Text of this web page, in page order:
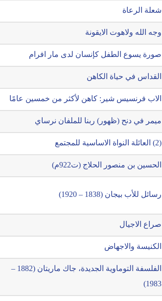
شعلة الرعاة
وجه الله ولاهوت الايقونة
صورة يسوع الطفل كإنسان لدى مار افرام
القداس في حياة الكاهن
الاب فرنسيس شير: كاهن لأكثر من خمسين عامًا
ميمر في دنح (ظهور) ربنا للملفان نرساي
(2) العائلة النواة الاساسية للمجتمع
الحسين بن منصور الحلاج (ت922م)
رسائل للأب بيجان (1838 – 1920)
صراع الاجيال
الكنيسة والاجهاض
الفلسفة التوماوية الجديدة، جاك ماريتان (1882 –
1983)